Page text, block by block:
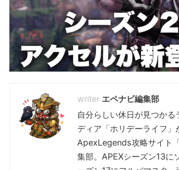
エペナビ編集部
自分らしい休日が見つかる
ディア「ホリデーライフ」
ApexLegends攻略サイト
集部。APEXシーズン13に